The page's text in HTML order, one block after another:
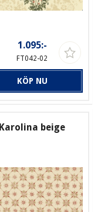
1.095:-
FT042-02
KÖP NU
Karolina beige